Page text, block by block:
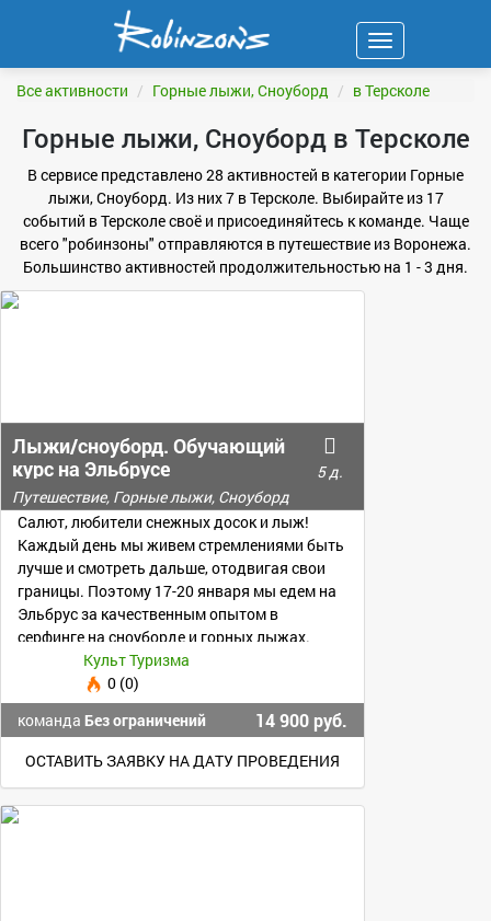
Навигация
Все активности Горные лыжи, Сноуборд в Терсколе
Горные лыжи, Сноуборд в Терсколе
В сервисе представлено 28 активностей в категории Горные
лыжи, Сноуборд. Из них 7 в Терсколе. Выбирайте из 17
событий в Терсколе своё и присоединяйтесь к команде. Чаще
всего "робинзоны" отправляются в путешествие из Воронежа.
Большинство активностей продолжительностью на 1 - 3 дня.
Лыжи/сноуборд. Обучающий
курс на Эльбрусе
5 д.
Путешествие, Горные лыжи, Сноуборд
Салют, любители снежных досок и лыж!
Каждый день мы живем стремлениями быть
лучше и смотреть дальше, отодвигая свои
границы. Поэтому 17-20 января мы едем на
Эльбрус за качественным опытом в
серфинге на сноуборде и горных лыжах.
Культ Туризма
0 (0)
команда Без ограничений 14 900 руб.
ОСТАВИТЬ ЗАЯВКУ НА ДАТУ ПРОВЕДЕНИЯ